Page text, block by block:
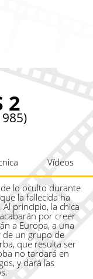
2
Vídeos
lo oculto durante
la fallecida ha
principio, la chica
por creer
a Europa, a una
de un grupo de
que resulta ser
no tardará en
y dará las